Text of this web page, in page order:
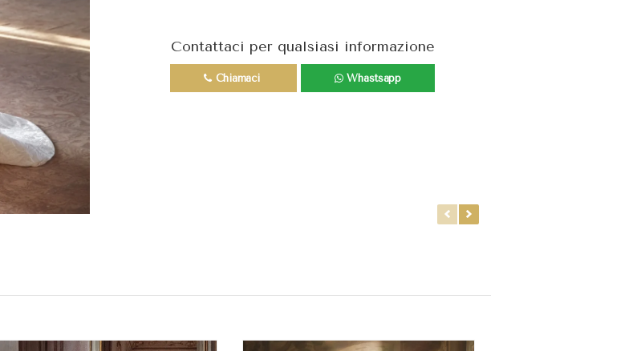
Contattaci per qualsiasi informazione
Chiamaci Whastsapp